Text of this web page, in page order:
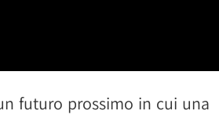
futuro prossimo in cui una